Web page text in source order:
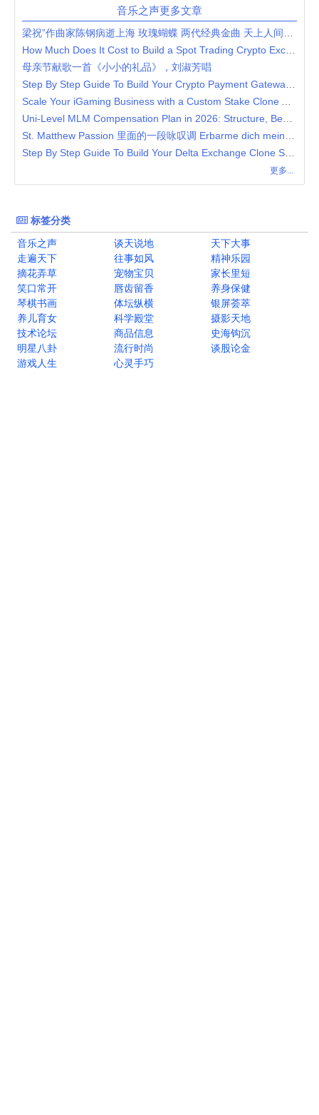
音乐之声更多文章
母亲节献歌一首《小小的礼品》，刘淑芳唱
更多...
标签分类
音乐之声
谈天说地
天下大事
走遍天下
往事如风
精神乐园
摘花弄草
宠物宝贝
家长里短
笑口常开
唇齿留香
养身保健
琴棋书画
体坛纵横
银屏荟萃
养儿育女
科学殿堂
摄影天地
技术论坛
商品信息
史海钩沉
明星八卦
流行时尚
谈股论金
游戏人生
心灵手巧